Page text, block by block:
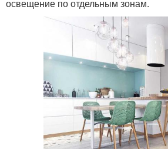
освещение по отдельным зонам.